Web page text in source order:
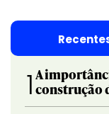
1 A
construção